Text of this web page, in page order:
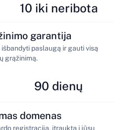
10 iki neribota
garantija
paslaugą ir gauti visą
grąžinimą.
90 dienų
domenas
registracija, įtraukta į jūsų